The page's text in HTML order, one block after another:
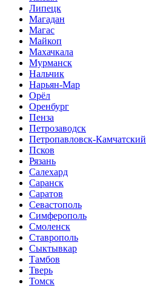
Липецк
Магадан
Магас
Майкоп
Махачкала
Мурманск
Нальчик
Нарьян-Мар
Орёл
Оренбург
Пенза
Петрозаводск
Петропавловск-Камчатский
Псков
Рязань
Салехард
Саранск
Саратов
Севастополь
Симферополь
Смоленск
Ставрополь
Сыктывкар
Тамбов
Тверь
Томск